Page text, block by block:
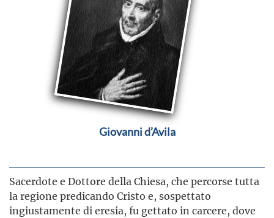
Giovanni d’Avila
Sacerdote e Dottore della Chiesa, che percorse tutta
la regione predicando Cristo e, sospettato
ingiustamente di eresia, fu gettato in carcere, dove